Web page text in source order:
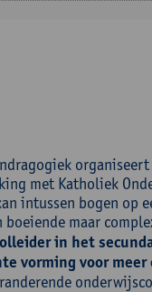
met Katholiek
intussen bogen op
maar
in het
vorming voor